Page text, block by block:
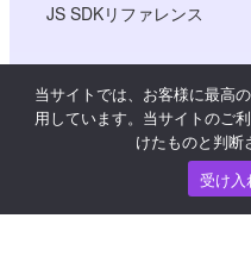
JS SDKリファレンス
リソース
ナレッジ・ハブ
価格
当サイトでは、お客様に最高
用しています。当サイトのご
けたものと判断
受け入